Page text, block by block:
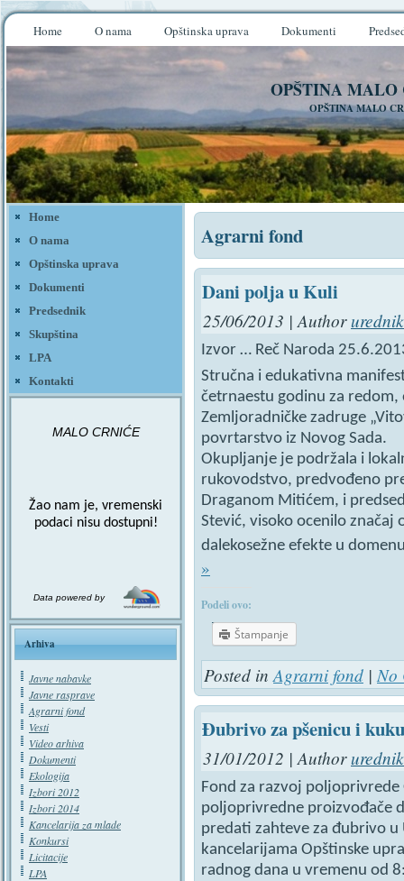
Home O nama Opštinska uprava Dokumenti
OPŠTINA MALO
OPŠTINA MALO
Home
O nama
Opštinska uprava
Dokumenti
Predsednik
Skupština
LPA
Kontakti
MALO CRNIĆE
Žao nam je, vremenski
podaci nisu dostupni!
Data powered by
Arhiva
Javne nabavke
Javne rasprave
Agrarni fond
Vesti
Video arhiva
Dokumenti
Ekologija
Izbori 2012
Izbori 2014
Kancelarija za mlade
Konkursi
Licitacije
LPA
Agrarni fond
Dani polja u Kuli
25/06/2013 | Authorurednik
Izvor … Reč Naroda
Stručna i edukativna
četrnaestu godinu za
Zemljoradničke zadruge
povrtarstvo iz Novog Sada.
Okupljanje je podržala i
rukovodstvo, predvođeno
Draganom Mitićem, i
Stević, visoko ocenilo
dalekosežne efekte u
»
Podeli ovo:
Štampanje
Posted in Agrarni fond | No
Đubrivo za pšenicu i
31/01/2012 | Authorurednik
Fond za razvoj
poljoprivredne proizvođače
predati zahteve za đubrivo
kancelarijama Opštinske
radnog dana u vremenu od